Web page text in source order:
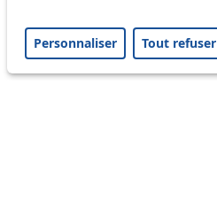
Others
Personnaliser Tout refuser